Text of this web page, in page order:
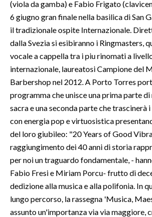
(viola da gamba) e Fabio Frigato
6 giugno gran finale nella basilica di San
il tradizionale ospite Internazionale.
dalla Svezia si esibiranno i Ringmasters,
vocale a cappella tra i piu rinomati a
internazionale, laureatosi Campione del
Barbershop nel 2012. A Porto Torres
programma che unisce una prima parte di
sacra e una seconda parte che trascinerà
con energia pop e virtuosistica
del loro giubileo: "20 Years of Good
raggiungimento dei 40 anni di storia
per noi un traguardo fondamentale, -
Fabio Fresi e Miriam Porcu- frutto di
dedizione alla musica e alla polifonia. In
lungo percorso, la rassegna 'Musica,
assunto un'importanza via via maggiore,